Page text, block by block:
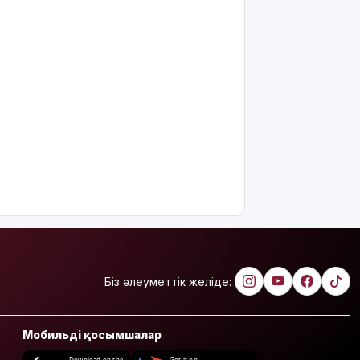
Біз әлеуметтік желіде:
Мобильді қосымшалар